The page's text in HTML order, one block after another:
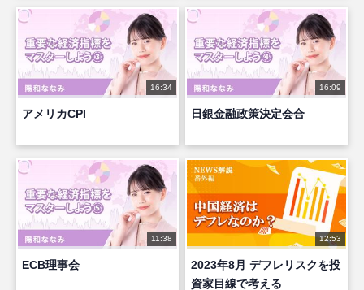
16:34
アメリカCPI
16:09
日銀金融政策決定会合
11:38
ECB理事会
12:53
2023年8月 デフレリスクを投
資家目線で考える